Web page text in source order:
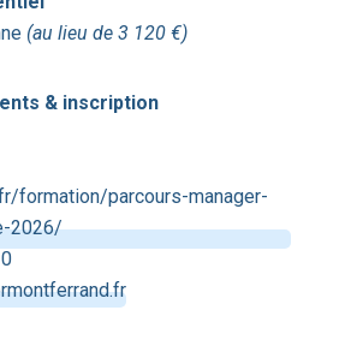
(au lieu de 3 120 €)
& inscription
formation/parcours-manager-
2026/